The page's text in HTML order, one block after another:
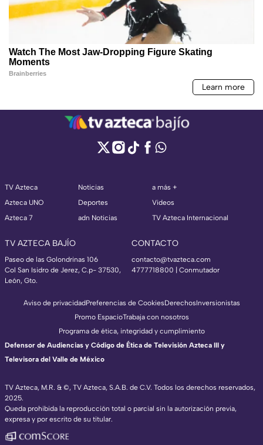
TV Azteca
Azteca UNO
Azteca 7
Noticias
Deportes
adn Noticias
a más +
Videos
TV Azteca Internacional
TV AZTECA BAJÍO
Paseo de las Golondrinas 106
Col San Isidro de Jerez, C.p- 37530,
León, Gto.
CONTACTO
contacto@tvazteca.com
4777718800 | Conmutador
TV Azteca, M.R. & ©, TV Azteca, S.A.B. de C.V. Todos los derechos reservados,
2025.
Queda prohibida la reproducción total o parcial sin la autorización previa,
expresa y por escrito de su titular.
Aviso de privacidadPreferencias de CookiesDerechosInversionistas
Promo EspacioTrabaja con nosotros
Programa de ética, integridad y cumplimiento
Defensor de Audiencias y Código de Ética de Televisión Azteca III y
Televisora del Valle de México